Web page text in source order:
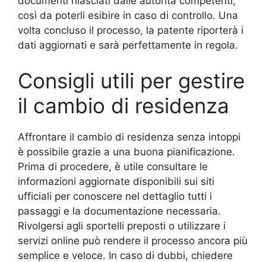
così da poterli esibire in caso di controllo. Una
volta concluso il processo, la patente riporterà i
dati aggiornati e sarà perfettamente in regola.
Consigli utili per gestire
il cambio di residenza
Affrontare il cambio di residenza senza intoppi
è possibile grazie a una buona pianificazione.
Prima di procedere, è utile consultare le
informazioni aggiornate disponibili sui siti
ufficiali per conoscere nel dettaglio tutti i
passaggi e la documentazione necessaria.
Rivolgersi agli sportelli preposti o utilizzare i
servizi online può rendere il processo ancora più
semplice e veloce. In caso di dubbi, chiedere